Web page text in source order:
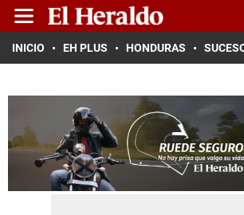
INICIO EH PLUS HONDURAS